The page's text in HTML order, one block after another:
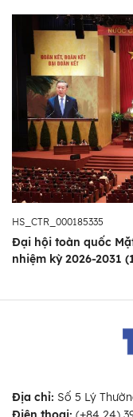
HS_CTR_000185335
Đại hội toàn quốc
nhiệm kỳ 2026-2031
Địa chỉ: Số 5 Lý